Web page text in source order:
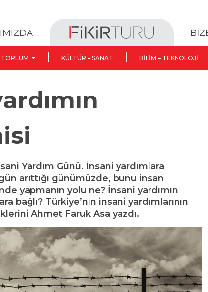
TOPLUM KÜLTÜR – SANAT BILIM – TEKNOLOJI
Yardım Günü. İnsani yardımlara
arıttığı günümüzde, bunu insan
yapmanın yolu ne? İnsani yardımın
bağlı? Türkiye’nin insani yardımlarının
Ahmet Faruk Asa yazdı.